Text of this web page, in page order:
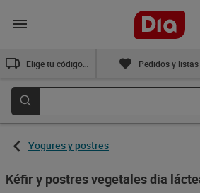
Pedidos y listas
Yogures y postres
Kéfir y postres vegetales dia